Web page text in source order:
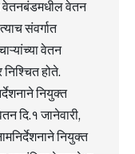
वेतनबंडमधील वेतन
संवर्गात
वेतन
होते.
नियुक्त
दि.१ जानेवारी,
नियुक्त